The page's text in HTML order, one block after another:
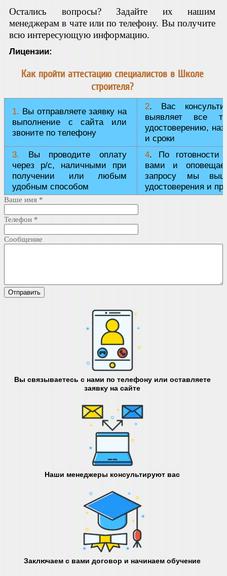
Остались вопросы? Задайте их нашим
менеджерам в чате или по телефону. Вы получите
всю интересующую информацию.
Лицензии:
Как пройти аттестацию специалистов в Школе
строителя?
1. Вы отправляете заявку на
выполнение с сайта или
звоните по телефону
2. Вас
выявляет все
удостоверению,
и сроки
3. Вы проводите оплату
через р/с, наличными при
получении или любым
удобным способом
4. По готовности
вами и
запросу мы
удостоверения и
Ваше имя *
Телефон *
Сообщение
Вы связываетесь с нами по телефону или оставляете
заявку на сайте
Наши менеджеры консультируют вас
Заключаем с вами договор и начинаем обучение